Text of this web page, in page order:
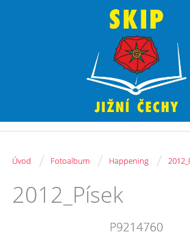
Úvod / Fotoalbum / Happening /
2012_Písek
P9214760